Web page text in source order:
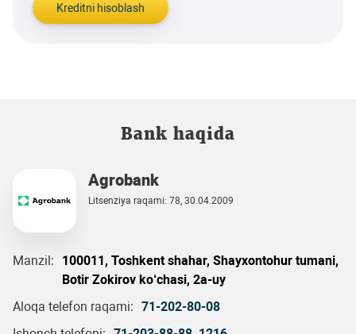
Kreditni hisoblash
Bank haqida
Agrobank
Litsenziya raqami: 78, 30.04.2009
Manzil:
100011, Toshkent shahar, Shayxontohur tumani,
Botir Zokirov ko‘chasi, 2a-uy
Aloqa telefon raqami: 71-202-80-08